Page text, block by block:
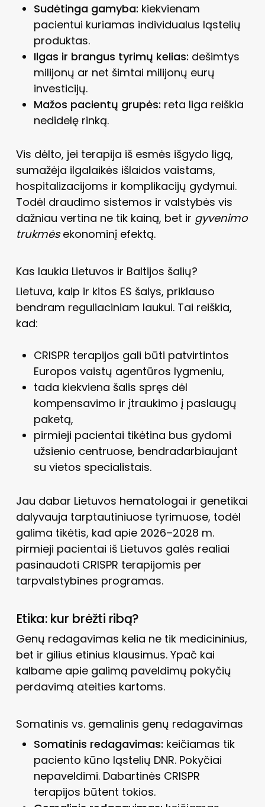
Sudėtinga gamyba: kiekvienam
pacientui kuriamas individualus ląstelių
produktas.
Ilgas ir brangus tyrimų kelias: dešimtys
milijonų ar net šimtai milijonų eurų
investicijų.
Mažos pacientų grupės: reta liga reiškia
nedidelę rinką.
Vis dėlto, jei terapija iš esmės išgydo ligą,
sumažėja ilgalaikės išlaidos vaistams,
hospitalizacijoms ir komplikacijų gydymui.
Todėl draudimo sistemos ir valstybės vis
dažniau vertina ne tik kainą, bet ir gyvenimo
trukmėsekonominį efektą.
Kas laukia Lietuvos ir Baltijos šalių?
Lietuva, kaip ir kitos ES šalys, priklauso
bendram reguliaciniam laukui. Tai reiškia,
kad:
CRISPR terapijos gali būti patvirtintos
Europos vaistų agentūros lygmeniu,
tada kiekviena šalis spręs dėl
kompensavimo ir įtraukimo į paslaugų
paketą,
pirmieji pacientai tikėtina bus gydomi
užsienio centruose, bendradarbiaujant
su vietos specialistais.
Jau dabar Lietuvos hematologai ir genetikai
dalyvauja tarptautiniuose tyrimuose, todėl
galima tikėtis, kad apie 2026–2028 m.
pirmieji pacientai iš Lietuvos galės realiai
pasinaudoti CRISPR terapijomis per
tarpvalstybines programas.
Etika: kur brėžti ribą?
Genų redagavimas kelia ne tik medicininius,
bet ir gilius etinius klausimus. Ypač kai
kalbame apie galimą paveldimų pokyčių
perdavimą ateities kartoms.
Somatinis vs. gemalinis genų redagavimas
Somatinis redagavimas: keičiamas tik
paciento kūno ląstelių DNR. Pokyčiai
nepaveldimi. Dabartinės CRISPR
terapijos būtent tokios.